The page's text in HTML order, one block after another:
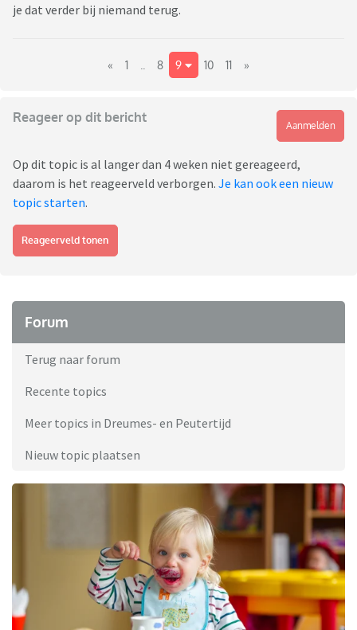
je dat verder bij niemand terug.
« 1 8 9 10 11 »
Reageer op dit bericht
Aanmelden
Op dit topic is al langer dan 4 weken niet gereageerd,
daarom is het reageerveld verborgen. Je kan ook een nieuw
topic starten.
Reageerveld tonen
Forum
Terug naar forum
Recente topics
Meer topics in Dreumes- en Peutertijd
Nieuw topic plaatsen